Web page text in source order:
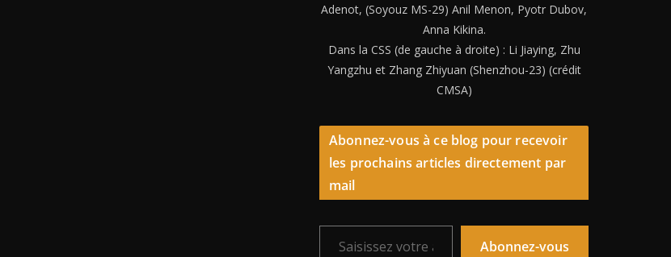
Adenot, (Soyouz MS-29) Anil Menon, Pyotr Dubov,
Anna Kikina.
Dans la CSS (de gauche à droite) : Li Jiaying, Zhu
Yangzhu et Zhang Zhiyuan (Shenzhou-23) (crédit
CMSA)
Abonnez-vous à ce blog pour recevoir
les prochains articles directement par
mail
Saisissez votre adresse e-mail…
Abonnez-vous